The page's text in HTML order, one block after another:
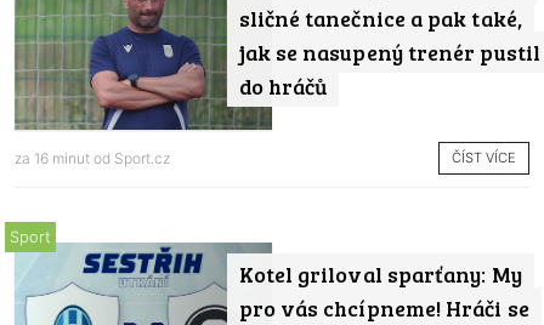
sličné tanečnice a pak také,
jak se nasupený trenér pustil
do hráčů
za 16 minut od Sport.cz ČÍST VÍCE
Kotel griloval sparťany: My
pro vás chcípneme! Hráči se
Sport